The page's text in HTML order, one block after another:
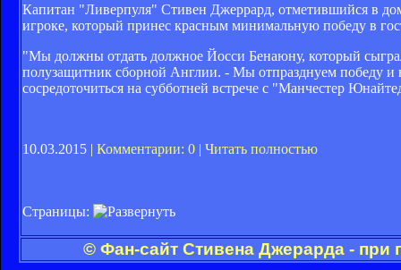
Капитан "Ливерпуля" Стивен Джеррард, отметившийся в
игроке, который принес красным минимальную победу в
"Мы должны отдать должное Йосси Бенаюну, который
полузащитник сборной Англии. - Мы отпразднуем победу и
сосредоточиться на субботней встрече с "Манчестер
10.03.2015 | Комментарии: 0 | Читать полностью
Страницы:
© Фан-сайт Стивена Джерарда - при